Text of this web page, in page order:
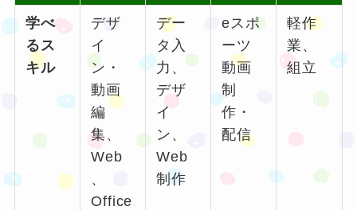
学べ
るス
キル
デザ
イ
ン・
動画
編
集、
Web
、
Office
デー
タ入
力、
デザ
イ
ン、
Web
制作
eスポ
ーツ
動画
制
作・
配信
軽作
業、
組立